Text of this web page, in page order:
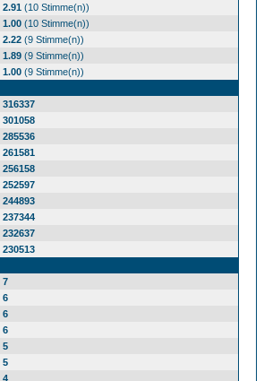
2.91 (10 Stimme(n))
1.00 (10 Stimme(n))
2.22 (9 Stimme(n))
1.89 (9 Stimme(n))
1.00 (9 Stimme(n))
316337
301058
285536
261581
256158
252597
244893
237344
232637
230513
7
6
6
6
5
5
4